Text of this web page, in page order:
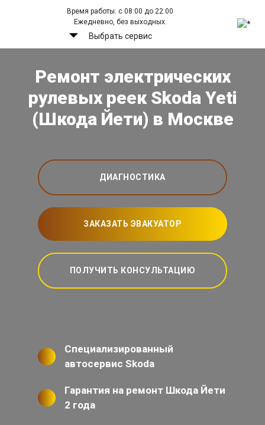
Время работы: с 08:00 до 22:00
Ежедневно, без выходных.
Выбрать сервис
Ремонт электрических
рулевых реек Skoda Yeti
(Шкода Йети) в Москве
ДИАГНОСТИКА
ЗАКАЗАТЬ ЭВАКУАТОР
ПОЛУЧИТЬ КОНСУЛЬТАЦИЮ
Специализированный
автосервис Skoda
Гарантия на ремонт Шкода Йети
2 года